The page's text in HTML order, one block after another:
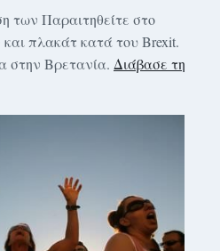
των Παραιτηθείτε στο
πλακάτ κατά του Brexit.
στην Βρετανία. Διάβασε τη